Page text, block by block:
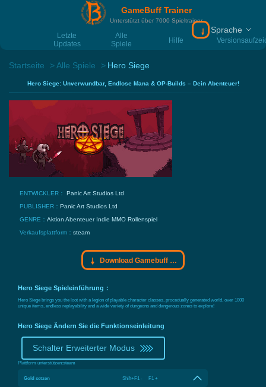
GameBuff Trainer
Unterstützt über 7000 Spieltrainer
Letzte
Updates
Alle
Spiele
Hilfe
Download
Sprache
Startseite Alle Spiele Hero Siege
Hero Siege: Unverwundbar, Endlose Mana & OP-Builds – Dein Abenteuer!
ENTWICKLER： Panic Art Studios Ltd
PUBLISHER： Panic Art Studios Ltd
GENRE： Aktion AbenteuerIndie MMORollenspiel
Verkaufsplattform： steam
Download Gamebuff Trainer
Hero Siege Spieleinführung：
Hero Siege brings you the loot with a legion of playable character classes, procedually generated world, over 1000
unique items, endless replayability and a wide variety of dungeons and dangerous zones to explore!
Hero Siege Ändern Sie die Funktionseinleitung
Schalter Erweiterter Modus
Plattform unterstützen:steam
Gold setzen Shift+F1 - F1 +